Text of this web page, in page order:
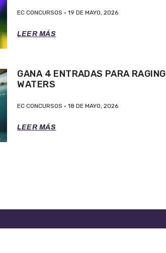
EC CONCURSOS 19 DE MAYO, 2026
LEER MÁS
GANA 4 ENTRADAS PARA RAGING
WATERS
EC CONCURSOS 18 DE MAYO, 2026
LEER MÁS